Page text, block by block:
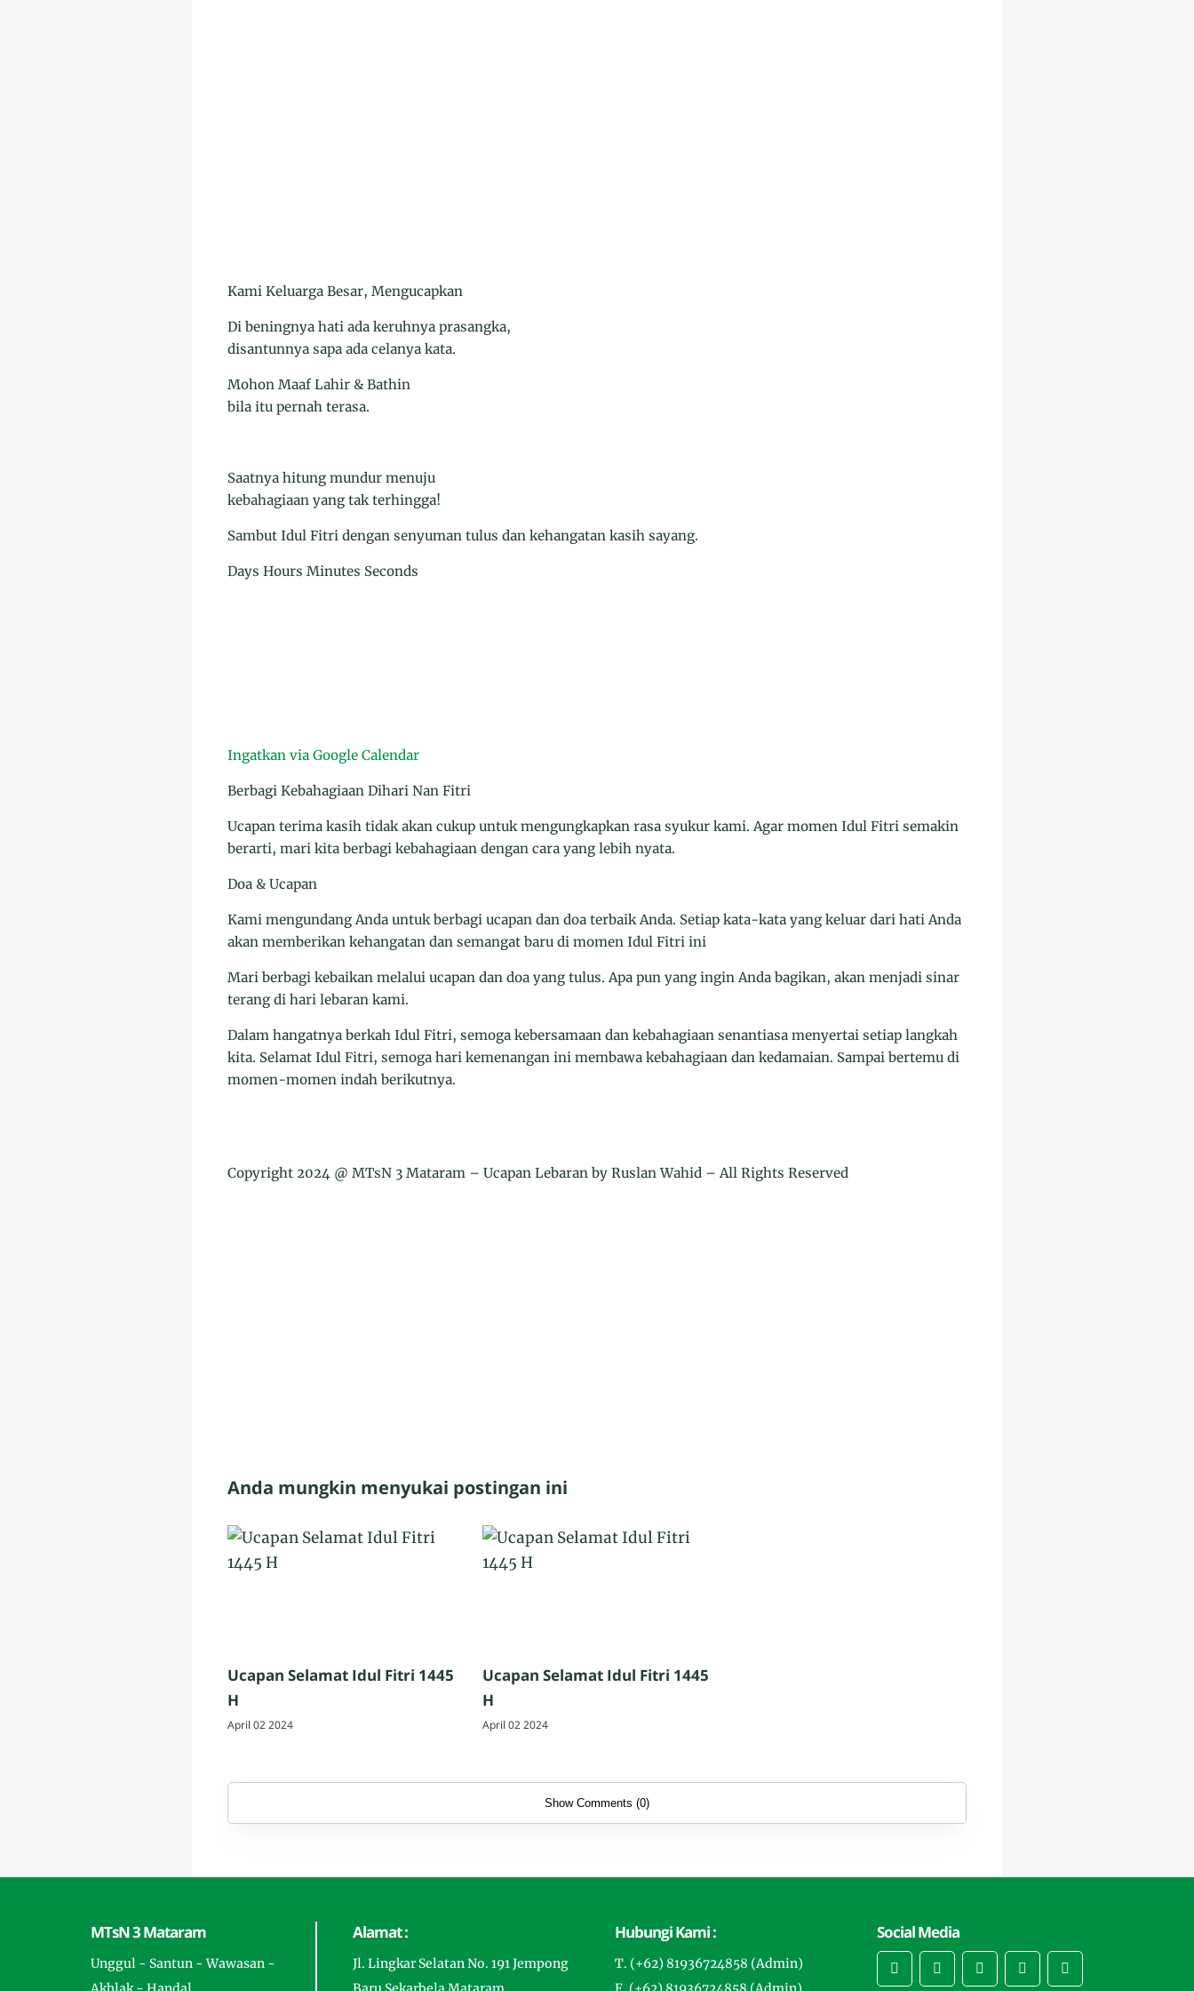
Kami Keluarga Besar, Mengucapkan
Di beningnya hati ada keruhnya prasangka,
disantunnya sapa ada celanya kata.
Mohon Maaf Lahir & Bathin
bila itu pernah terasa.
Saatnya hitung mundur menuju
kebahagiaan yang tak terhingga!
Sambut Idul Fitri dengan senyuman tulus dan kehangatan kasih sayang.
Days Hours Minutes Seconds
Ingatkan via Google Calendar
Berbagi Kebahagiaan Dihari Nan Fitri
Ucapan terima kasih tidak akan cukup untuk mengungkapkan rasa syukur kami. Agar momen Idul Fitri semakin
berarti, mari kita berbagi kebahagiaan dengan cara yang lebih nyata.
Doa & Ucapan
Kami mengundang Anda untuk berbagi ucapan dan doa terbaik Anda. Setiap kata-kata yang keluar dari hati Anda
akan memberikan kehangatan dan semangat baru di momen Idul Fitri ini
Mari berbagi kebaikan melalui ucapan dan doa yang tulus. Apa pun yang ingin Anda bagikan, akan menjadi sinar
terang di hari lebaran kami.
Dalam hangatnya berkah Idul Fitri, semoga kebersamaan dan kebahagiaan senantiasa menyertai setiap langkah
kita. Selamat Idul Fitri, semoga hari kemenangan ini membawa kebahagiaan dan kedamaian. Sampai bertemu di
momen-momen indah berikutnya.
Copyright 2024 @ MTsN 3 Mataram – Ucapan Lebaran by Ruslan Wahid – All Rights Reserved
Anda mungkin menyukai postingan ini
Ucapan Selamat Idul Fitri 1445
H
April 02 2024
Ucapan Selamat Idul Fitri 1445
H
April 02 2024
Show Comments (0)
MTsN 3 Mataram
Unggul - Santun - Wawasan -
Alamat :
Jl. Lingkar Selatan No. 191 Jempong
Hubungi Kami :
T. (+62) 81936724858 (Admin)
Social Media